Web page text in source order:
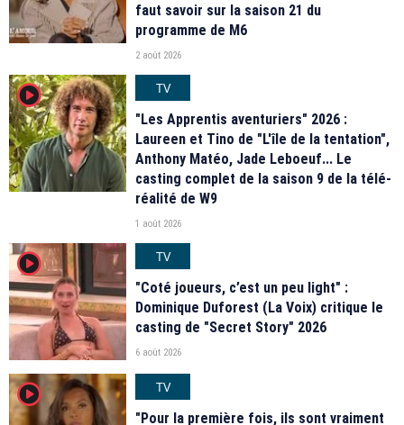
faut savoir sur la saison 21 du
programme de M6
2 août 2026
player2
TV
"Les Apprentis aventuriers" 2026 :
Laureen et Tino de "L'île de la tentation",
Anthony Matéo, Jade Leboeuf... Le
casting complet de la saison 9 de la télé-
réalité de W9
1 août 2026
player2
TV
"Coté joueurs, c’est un peu light" :
Dominique Duforest (La Voix) critique le
casting de "Secret Story" 2026
6 août 2026
player2
TV
"Pour la première fois, ils sont vraiment